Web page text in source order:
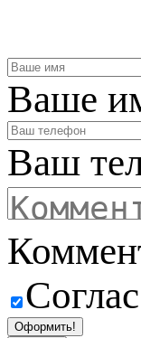
Ваше
Ваш
Оформить!